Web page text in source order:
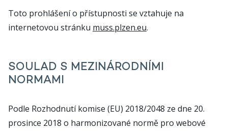
Toto prohlášení o přístupnosti se vztahuje na
internetovou stránku muss.plzen.eu.
SOULAD S MEZINÁRODNÍMI
NORMAMI
Podle Rozhodnutí komise (EU) 2018/2048 ze dne 20.
prosince 2018 o harmonizované normě pro webové